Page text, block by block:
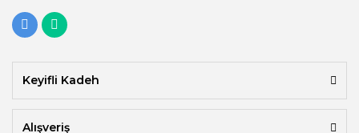
Keyifli Kadeh
Alışveriş